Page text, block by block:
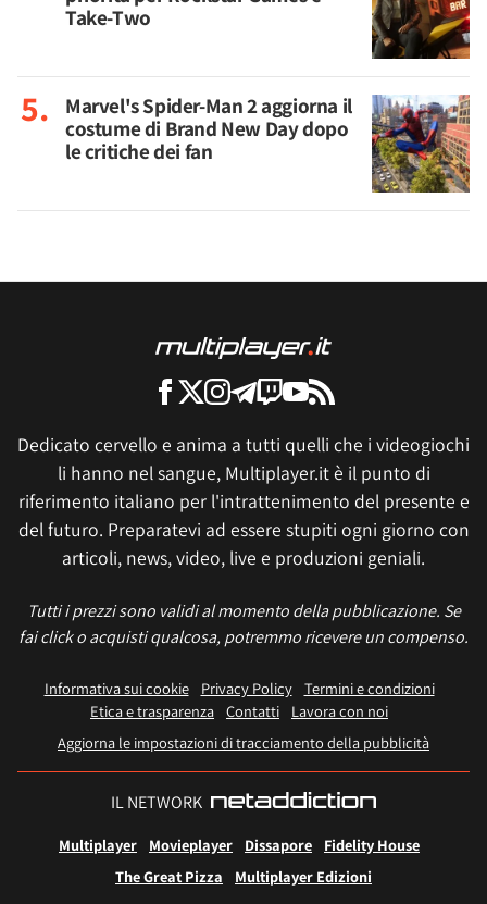
Take-Two
Marvel's Spider-Man 2 aggiorna il
costume di Brand New Day dopo
le critiche dei fan
Dedicato cervello e anima a tutti quelli che i videogiochi
li hanno nel sangue, Multiplayer.it è il punto di
riferimento italiano per l'intrattenimento del presente e
del futuro. Preparatevi ad essere stupiti ogni giorno con
articoli, news, video, live e produzioni geniali.
Tutti i prezzi sono validi al momento della pubblicazione. Se
fai click o acquisti qualcosa, potremmo ricevere un compenso.
Informativa sui cookie Privacy Policy
Termini e condizioni
Etica e trasparenza Contatti
Lavora con noi
Aggiorna le impostazioni di tracciamento della pubblicità
IL NETWORK
Multiplayer Movieplayer Dissapore
Fidelity House
The Great Pizza
Multiplayer Edizioni